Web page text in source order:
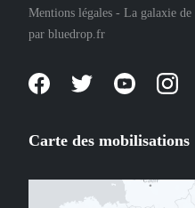
Mentions légales - La galaxie de
par bluedrop.fr
Carte des mobilisations